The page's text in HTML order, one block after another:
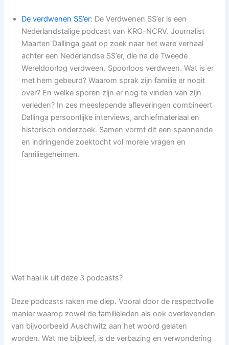
De verdwenen SS’er: De Verdwenen SS’er is een
Nederlandstalige podcast van KRO-NCRV. Journalist
Maarten Dallinga gaat op zoek naar het ware verhaal
achter een Nederlandse SS’er, die na de Tweede
Wereldoorlog verdween. Spoorloos verdween. Wat is er
met hem gebeurd? Waarom sprak zijn familie er nooit
over? En welke sporen zijn er nog te vinden van zijn
verleden? In zes meeslepende afleveringen combineert
Dallinga persoonlijke interviews, archiefmateriaal en
historisch onderzoek. Samen vormt dit een spannende
en indringende zoektocht vol morele vragen en
familiegeheimen.
Wat haal ik uit deze 3 podcasts?
Deze podcasts raken me diep. Vooral door de respectvolle
manier waarop zowel de familieleden als ook overlevenden
van bijvoorbeeld Auschwitz aan het woord gelaten
worden. Wat me bijbleef, is de verbazing en verwondering